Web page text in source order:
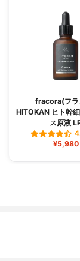
fracora(フラ
HITOKAN ヒト幹
ス原液
¥5,980